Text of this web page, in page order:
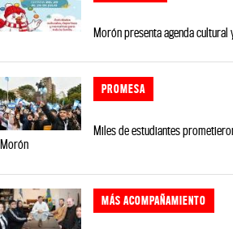
Morón presenta agenda
PROMESA
Miles de estudiantes
Morón
MÁS ACOMPAÑAMIENTO